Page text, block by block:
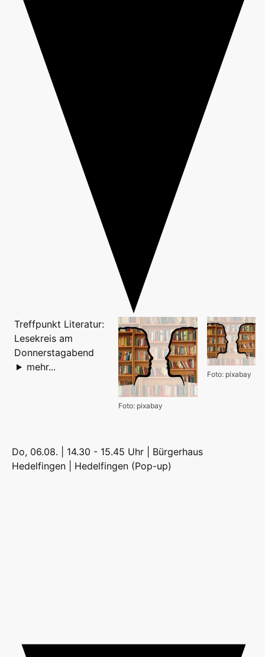
Foto: pixabay
Foto: pixabay
Treffpunkt Literatur:
Lesekreis am
Donnerstagabend
mehr...
Do, 06.08. | 14.30 - 15.45 Uhr | Bürgerhaus
Hedelfingen | Hedelfingen (Pop-up)